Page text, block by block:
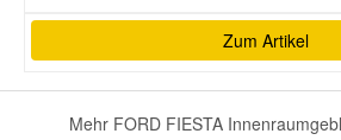
Zum Artikel
Mehr FORD FIESTA